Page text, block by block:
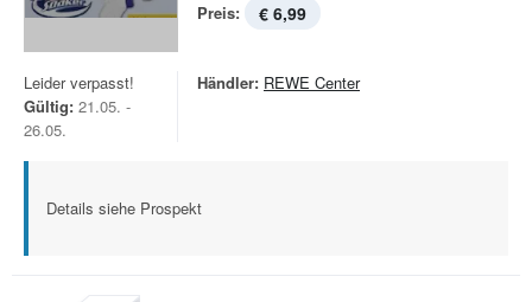
Preis: € 6,99
Leider verpasst!
Gültig: 21.05. -
26.05.
Händler: REWE Center
Details siehe Prospekt